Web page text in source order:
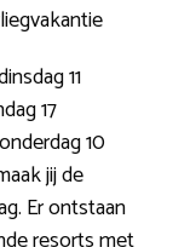
11
17
10
jij de
Er ontstaan